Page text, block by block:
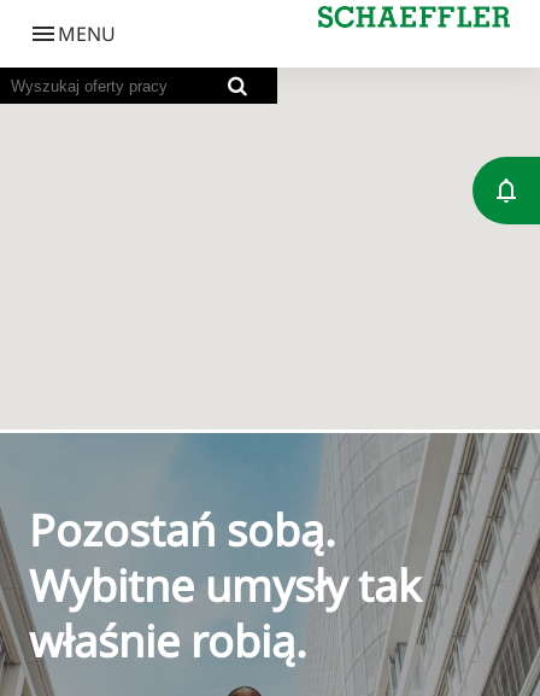
Poniższa mapa z możliwością wyszukiwania nie